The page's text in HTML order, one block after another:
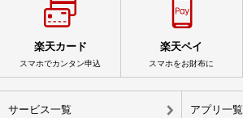
楽天カード
スマホでカンタン申込
楽天ペイ
スマホをお財布に
サービス一覧 アプリ一覧